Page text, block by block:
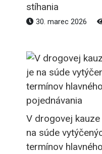
stíhania
30. marec 2026
V drogovej
na súde
termínov hlavného